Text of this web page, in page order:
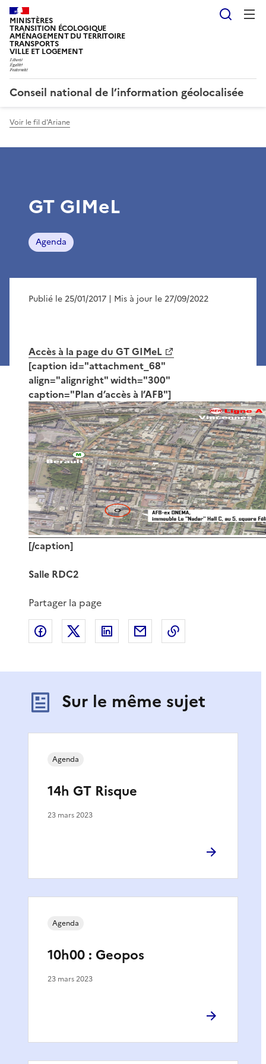
MINISTÈRES
TRANSITION ÉCOLOGIQUE
AMÉNAGEMENT DU TERRITOIRE
TRANSPORTS
VILLE ET LOGEMENT
Conseil national de l’information géolocalisée
Voir le fil d'Ariane
GT GIMeL
Agenda
Publié le 25/01/2017 | Mis à jour le 27/09/2022
Accès à la page du GT GIMeL
[caption id="attachment_68"
align="alignright" width="300"
caption="Plan d’accès à l’AFB"]
[/caption]
Salle RDC2
Partager la page
Partager sur Facebook
Partager sur XPartager sur LinkedIn
Partager par email
Sur le même sujet
14h GT Risque
Agenda
23 mars 2023
10h00 : Geopos
Agenda
23 mars 2023